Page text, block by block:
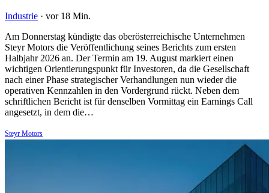
Industrie · vor 18 Min.
Am Donnerstag kündigte das oberösterreichische Unternehmen
Steyr Motors die Veröffentlichung seines Berichts zum ersten
Halbjahr 2026 an. Der Termin am 19. August markiert einen
wichtigen Orientierungspunkt für Investoren, da die Gesellschaft
nach einer Phase strategischer Verhandlungen nun wieder die
operativen Kennzahlen in den Vordergrund rückt. Neben dem
schriftlichen Bericht ist für denselben Vormittag ein Earnings Call
angesetzt, in dem die…
Steyr Motors